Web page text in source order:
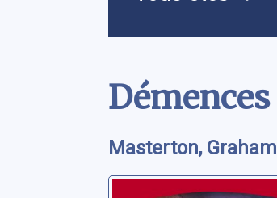
Démences
Masterton, Graham